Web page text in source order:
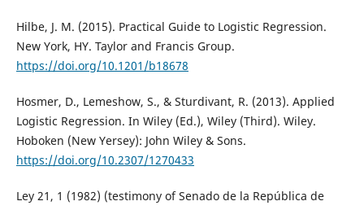
Hilbe, J. M. (2015). Practical Guide to Logistic Regression.
New York, HY. Taylor and Francis Group.
https://doi.org/10.1201/b18678
Hosmer, D., Lemeshow, S., & Sturdivant, R. (2013). Applied
Logistic Regression. In Wiley (Ed.), Wiley (Third). Wiley.
Hoboken (New Yersey): John Wiley & Sons.
https://doi.org/10.2307/1270433
Ley 21, 1 (1982) (testimony of Senado de la República de